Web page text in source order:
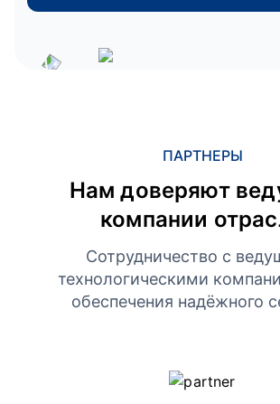
ПАРТНЕРЫ
Нам доверяют
компании
Сотрудничество с
технологическими
обеспечения надёжного